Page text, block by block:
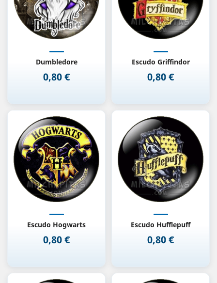
Dumbledore
Precio
0,80 €
Escudo Griffindor
Precio
0,80 €
Escudo Hogwarts
Precio
0,80 €
Escudo Hufflepuff
Precio
0,80 €